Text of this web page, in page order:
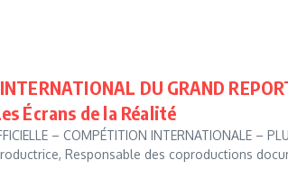
DU GRAND
Écrans de la Réalité
– COMPÉTITION INTERNATIONALE –
Responsable des coproductions